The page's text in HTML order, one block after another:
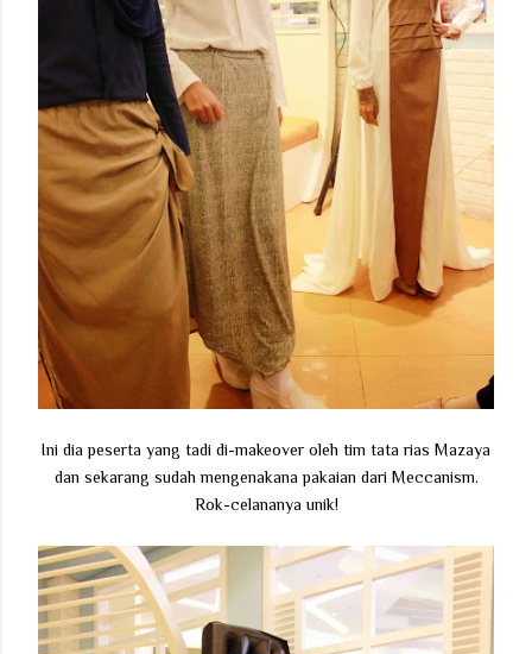
Ini dia peserta yang tadi di-makeover oleh tim tata rias Mazaya
dan sekarang sudah mengenakana pakaian dari Meccanism.
Rok-celananya unik!